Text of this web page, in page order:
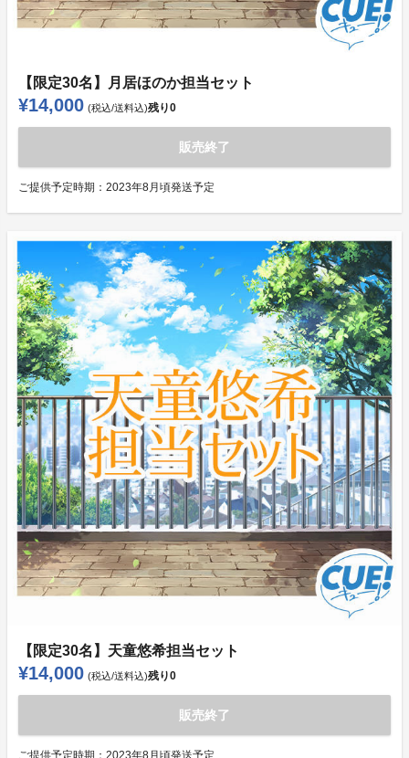
【限定30名】月居ほのか担当セット
¥14,000 (税込/送料込)残り0
販売終了
ご提供予定時期： 2023年8月頃発送予定
【限定30名】天童悠希担当セット
¥14,000 (税込/送料込)残り0
販売終了
ご提供予定時期： 2023年8月頃発送予定